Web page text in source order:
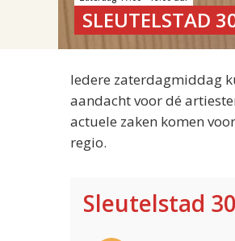
SLEUTELSTAD
Iedere zaterdagmiddag
aandacht voor dé
actuele zaken komen
regio.
Sleutelstad 30